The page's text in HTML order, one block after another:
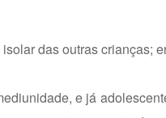
das outras crianças;
e já